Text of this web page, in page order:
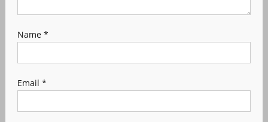
Name *
Email *